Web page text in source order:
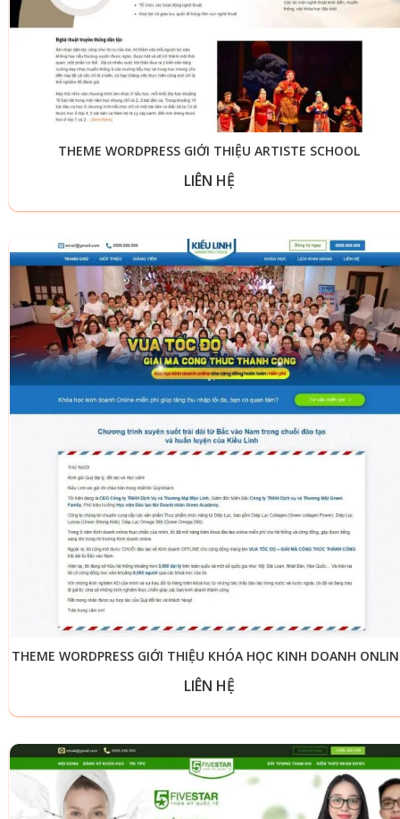
THEME WORDPRESS GIỚI THIỆU ARTISTE SCHOOL
LIÊN HỆ
THEME WORDPRESS GIỚI THIỆU KHÓA HỌC KINH DOANH
LIÊN HỆ